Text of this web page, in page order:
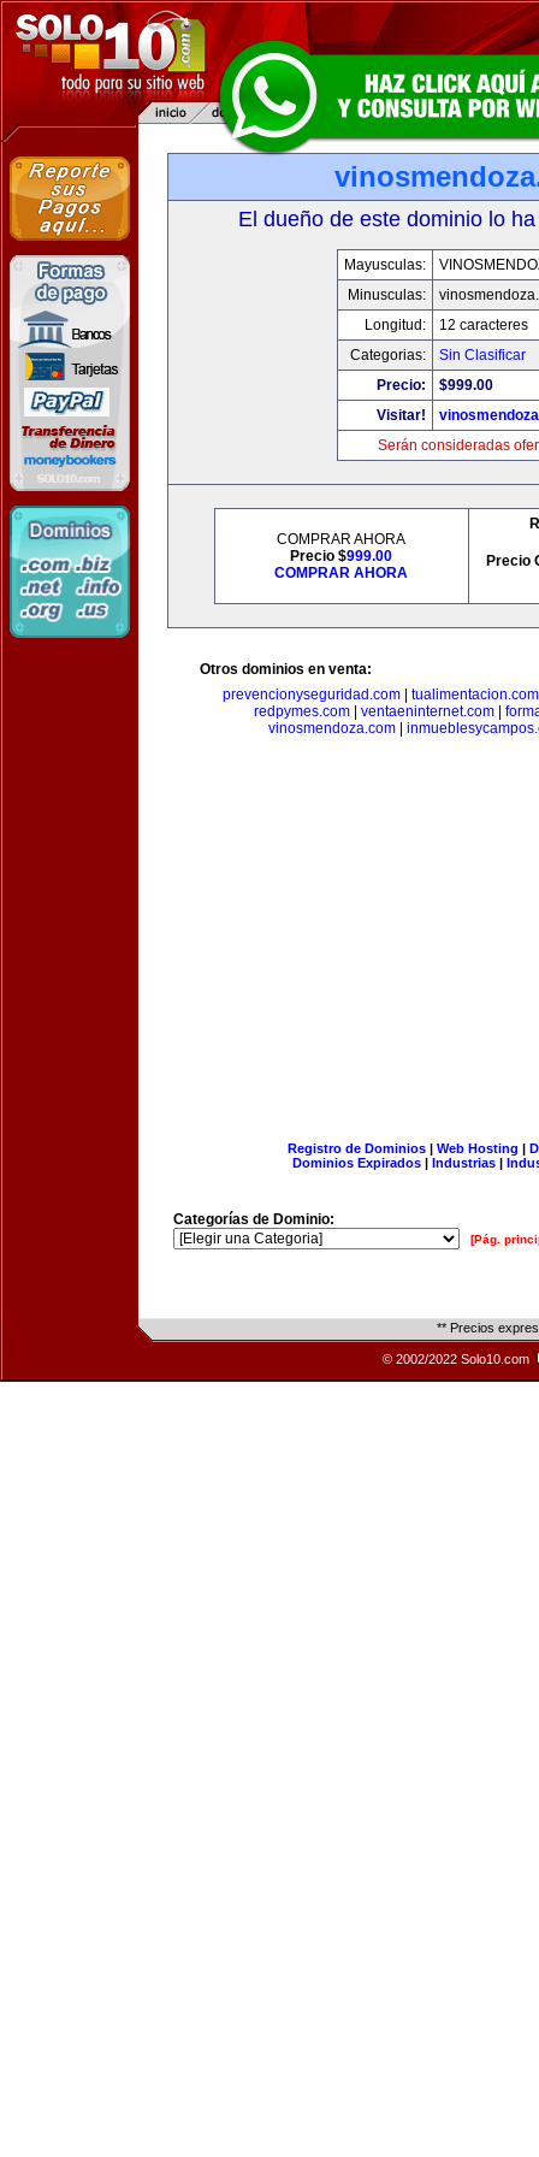
El dueño de este dominio lo
Mayusculas:
Minusculas:
Longitud:
12 caracteres
Categorias:
Sin Clasificar
Precio:
$999.00
Visitar!
Serán consideradas
COMPRAR AHORA
Precio $999.00
COMPRAR AHORA
Precio
Otros dominios en venta:
prevencionyseguridad.com
tualimentacion.com
redpymes.com
ventaeninternet.com
vinosmendoza.com|
Registro de Dominios| Web Hosting |
Dominios Expirados | Industrias |
Categorías de Dominio:
[Pág.
** Precios
© 2002/2022 Solo10.com